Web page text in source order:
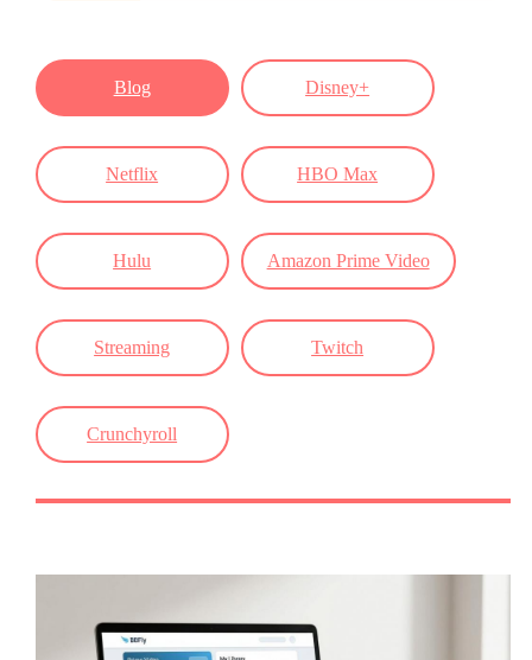
Blog Disney+
Netflix HBO Max
Hulu Amazon Prime Video
Streaming Twitch
Crunchyroll